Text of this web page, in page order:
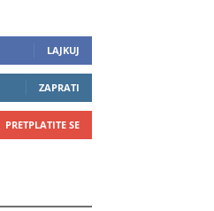
LAJKUJ
ZAPRATI
PRETPLATITE SE